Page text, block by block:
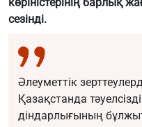
сезінді.
Әлеуметтік
Қазақстанда
діндарлығының